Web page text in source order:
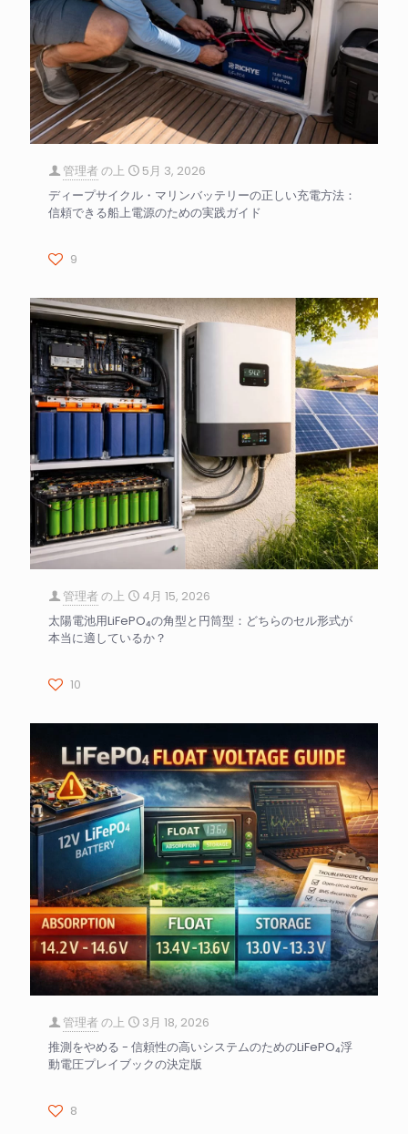
管理者 の上
5月 3, 2026
ディープサイクル・マリンバッテリーの正しい充電方法：
信頼できる船上電源のための実践ガイド
9
管理者 の上
4月 15, 2026
太陽電池用LiFePO₄の角型と円筒型：どちらのセル形式が
本当に適しているか？
10
管理者 の上
3月 18, 2026
推測をやめる - 信頼性の高いシステムのためのLiFePO₄浮
動電圧プレイブックの決定版
8